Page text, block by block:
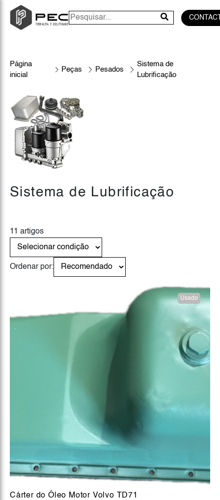
Página
inicial
Peças Pesados
Sistema de
Lubrificação
Sistema de Lubrificação
11 artigos
Ordenar por:
Usado
Cárter do Óleo Motor Volvo TD71